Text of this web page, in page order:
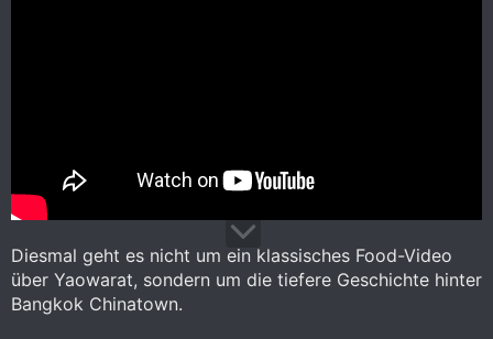
Diesmal geht es nicht um ein klassisches Food-Video
über Yaowarat, sondern um die tiefere Geschichte hinter
Bangkok Chinatown.